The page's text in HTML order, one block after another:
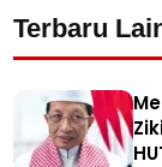
Terbaru